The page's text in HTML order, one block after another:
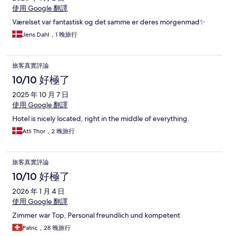
使用 Google 翻譯
Værelset var fantastisk og det samme er deres morgenmad✨
Jens Dahl，1 晚旅行
旅客真實評論
10/10 好極了
2025 年 10 月 7 日
使用 Google 翻譯
Hotel is nicely located, right in the middle of everything.
Atli Thor，2 晚旅行
旅客真實評論
10/10 好極了
2026 年 1 月 4 日
使用 Google 翻譯
Zimmer war Top, Personal freundlich und kompetent
Patric，28 晚旅行